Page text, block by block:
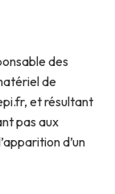
des
de
et résultant
pas aux
d’un